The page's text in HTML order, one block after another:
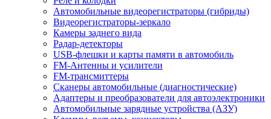
Автомобильные видеорегистраторы (гибриды)
Видеорегистраторы-зеркало
Камеры заднего вида
Радар-детекторы
USB-флешки и карты памяти в автомобиль
FM-Антенны и усилители
FM-трансмиттеры
Сканеры автомобильные (диагностические)
Адаптеры и преобразователи для автоэлектроники
Автомобильные зарядные устройства (АЗУ)